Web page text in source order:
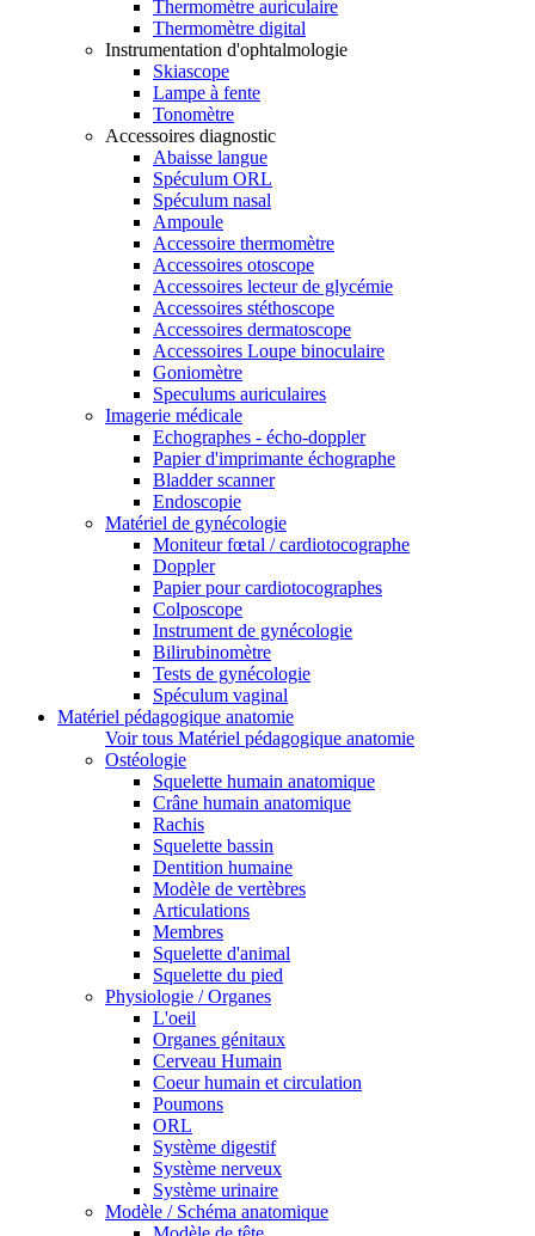
Thermomètre auriculaire
Thermomètre digital
Instrumentation d'ophtalmologie
Skiascope
Lampe à fente
Tonomètre
Accessoires diagnostic
Abaisse langue
Spéculum ORL
Spéculum nasal
Ampoule
Accessoire thermomètre
Accessoires otoscope
Accessoires lecteur de glycémie
Accessoires stéthoscope
Accessoires dermatoscope
Accessoires Loupe binoculaire
Goniomètre
Speculums auriculaires
Imagerie médicale
Echographes - écho-doppler
Papier d'imprimante échographe
Bladder scanner
Endoscopie
Matériel de gynécologie
Moniteur fœtal / cardiotocographe
Doppler
Papier pour cardiotocographes
Colposcope
Instrument de gynécologie
Bilirubinomètre
Tests de gynécologie
Spéculum vaginal
Matériel pédagogique anatomie
Voir tous Matériel pédagogique anatomie
Ostéologie
Squelette humain anatomique
Crâne humain anatomique
Rachis
Squelette bassin
Dentition humaine
Modèle de vertèbres
Articulations
Membres
Squelette d'animal
Squelette du pied
Physiologie / Organes
L'oeil
Organes génitaux
Cerveau Humain
Coeur humain et circulation
Poumons
ORL
Système digestif
Système nerveux
Système urinaire
Modèle / Schéma anatomique